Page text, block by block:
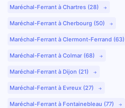
Maréchal-Ferrant à Chartres (28)
Maréchal-Ferrant à Cherbourg (50)
Maréchal-Ferrant à Clermont-Ferrand (63)
Maréchal-Ferrant à Colmar (68)
Maréchal-Ferrant à Dijon (21)
Maréchal-Ferrant à Evreux (27)
Maréchal-Ferrant à Fontainebleau (77)